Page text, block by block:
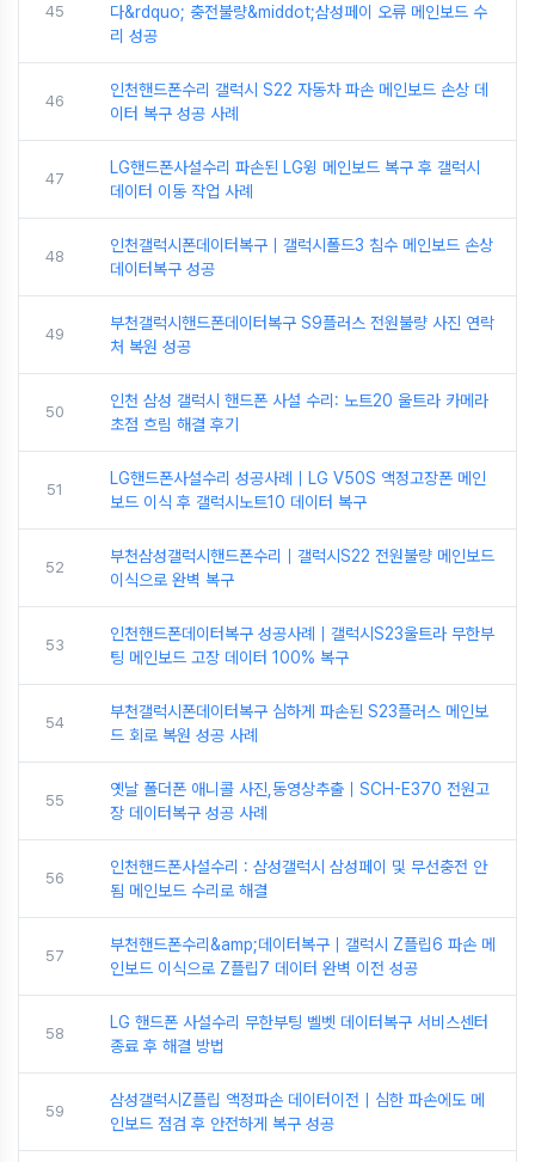
45
다&rdquo; 충전불량&middot;삼성페이 오류 메인보드 수
리 성공
46
인천핸드폰수리 갤럭시 S22 자동차 파손 메인보드 손상 데
이터 복구 성공 사례
47
LG핸드폰사설수리 파손된 LG윙 메인보드 복구 후 갤럭시
데이터 이동 작업 사례
48
인천갤럭시폰데이터복구｜갤럭시폴드3 침수 메인보드 손상
데이터복구 성공
49
부천갤럭시핸드폰데이터복구 S9플러스 전원불량 사진 연락
처 복원 성공
50
인천 삼성 갤럭시 핸드폰 사설 수리: 노트20 울트라 카메라
초점 흐림 해결 후기
51
LG핸드폰사설수리 성공사례｜LG V50S 액정고장폰 메인
보드 이식 후 갤럭시노트10 데이터 복구
52
부천삼성갤럭시핸드폰수리｜갤럭시S22 전원불량 메인보드
이식으로 완벽 복구
53
인천핸드폰데이터복구 성공사례｜갤럭시S23울트라 무한부
팅 메인보드 고장 데이터 100% 복구
54
부천갤럭시폰데이터복구 심하게 파손된 S23플러스 메인보
드 회로 복원 성공 사례
55
옛날 폴더폰 애니콜 사진,동영상추출｜SCH-E370 전원고
장 데이터복구 성공 사례
56
인천핸드폰사설수리 : 삼성갤럭시 삼성페이 및 무선충전 안
됨 메인보드 수리로 해결
57
부천핸드폰수리&amp;데이터복구｜갤럭시 Z플립6 파손 메
인보드 이식으로 Z플립7 데이터 완벽 이전 성공
58
LG 핸드폰 사설수리 무한부팅 벨벳 데이터복구 서비스센터
종료 후 해결 방법
59
삼성갤럭시Z플립 액정파손 데이터이전｜심한 파손에도 메
인보드 점검 후 안전하게 복구 성공